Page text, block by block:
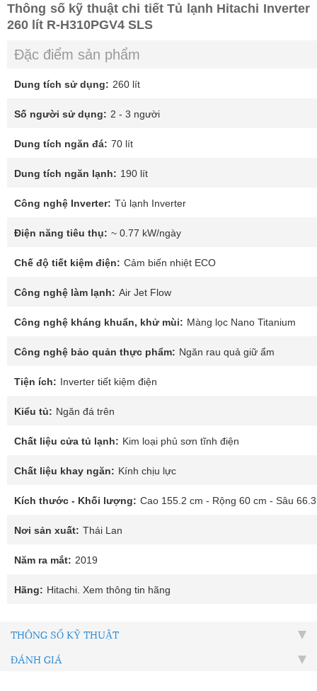
Thông số kỹ thuật chi tiết Tủ lạnh Hitachi Inverter
260 lít R-H310PGV4 SLS
Đặc điểm sản phẩm
Dung tích sử dụng: 260 lít
Số người sử dụng: 2 - 3 người
Dung tích ngăn đá: 70 lít
Dung tích ngăn lạnh: 190 lít
Công nghệ Inverter: Tủ lạnh Inverter
Điện năng tiêu thụ: ~ 0.77 kW/ngày
Chế độ tiết kiệm điện: Cảm biến nhiệt ECO
Công nghệ làm lạnh: Air Jet Flow
Công nghệ kháng khuẩn, khử mùi: Màng lọc Nano Titanium
Công nghệ bảo quản thực phẩm: Ngăn rau quả giữ ẩm
Tiện ích: Inverter tiết kiệm điện
Kiểu tủ: Ngăn đá trên
Chất liệu cửa tủ lạnh: Kim loại phủ sơn tĩnh điện
Chất liệu khay ngăn: Kính chịu lực
Kích thước - Khối lượng: Cao 155.2 cm - Rộng 60 cm - Sâu
Nơi sản xuất: Thái Lan
Năm ra mắt: 2019
Hãng: Hitachi. Xem thông tin hãng
THÔNG SỐ KỸ THUẬT
ĐÁNH GIÁ